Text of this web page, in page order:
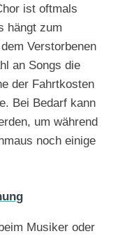
ist oftmals
hängt zum
Verstorbenen
an Songs die
der Fahrtkosten
Bei Bedarf kann
um während
noch einige
Musiker oder